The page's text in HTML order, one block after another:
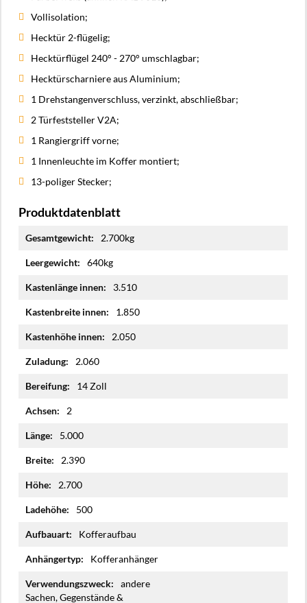
Vollisolation;
Hecktür 2-flügelig;
Hecktürflügel 240° - 270° umschlagbar;
Hecktürscharniere aus Aluminium;
1 Drehstangenverschluss, verzinkt, abschließbar;
2 Türfeststeller V2A;
1 Rangiergriff vorne;
1 Innenleuchte im Koffer montiert;
13-poliger Stecker;
Produktdatenblatt
Informationen
2.700kg
640kg
3.510
1.850
2.050
2.060
14 Zoll
2
5.000
2.390
2.700
500
Kofferaufbau
Kofferanhänger
andere
Sachen, Gegenstände &